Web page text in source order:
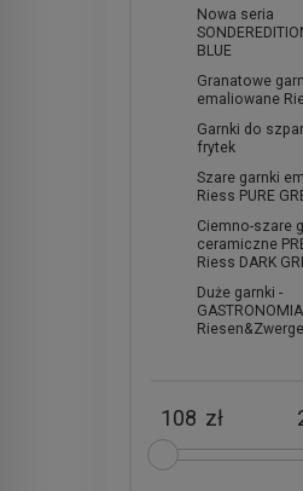
Nowa seria
BLUE
Granatowe
emaliowane
Garnki do
frytek
Szare garnki
Riess PURE
Ciemno-szare
ceramiczne
Riess DARK
Duże garnki -
zł